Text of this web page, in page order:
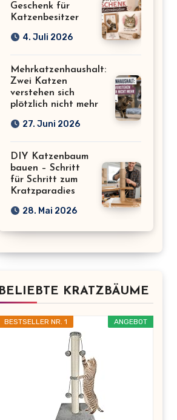
Geschenk für
Katzenbesitzer
4. Juli 2026
Mehrkatzenhaushalt:
Zwei Katzen
verstehen sich
plötzlich nicht mehr
27. Juni 2026
DIY Katzenbaum
bauen – Schritt
für Schritt zum
Kratzparadies
28. Mai 2026
BELIEBTE KRATZBÄUME
ANGEBOT
BESTSELLER NR. 1